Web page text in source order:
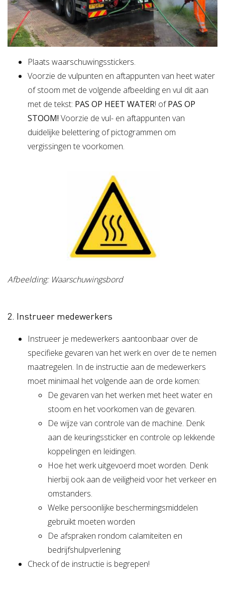
Plaats waarschuwingsstickers.
Voorzie de vulpunten en aftappunten van heet water
of stoom met de volgende afbeelding en vul dit aan
met de tekst: PAS OP HEET WATER! ofPAS OP
STOOM! Voorzie de vul- en aftappunten van
duidelijke belettering of pictogrammen om
vergissingen te voorkomen.
Afbeelding: Waarschuwingsbord
2. Instrueer medewerkers
Instrueer je medewerkers aantoonbaar over de
specifieke gevaren van het werk en over de te nemen
maatregelen. In de instructie aan de medewerkers
moet minimaal het volgende aan de orde komen:
De gevaren van het werken met heet water en
stoom en het voorkomen van de gevaren.
De wijze van controle van de machine. Denk
aan de keuringssticker en controle op lekkende
koppelingen en leidingen.
Hoe het werk uitgevoerd moet worden. Denk
hierbij ook aan de veiligheid voor het verkeer en
omstanders.
Welke persoonlijke beschermingsmiddelen
gebruikt moeten worden
De afspraken rondom calamiteiten en
bedrijfshulpverlening
Check of de instructie is begrepen!